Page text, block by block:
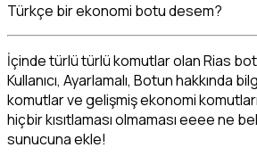
Türkçe bir ekonomi botu desem?
İçinde türlü türlü komutlar olan Rias
Kullanıcı, Ayarlamalı, Botun hakkında
komutlar ve gelişmiş ekonomi
hiçbir kısıtlaması olmaması eeee ne
sunucuna ekle!